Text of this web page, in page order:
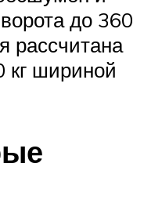
до 360
рассчитана
кг шириной